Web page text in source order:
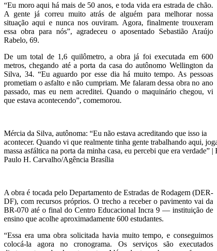
“Eu moro aqui há mais de 50 anos, e toda vida era estrada de chão.
A gente já correu muito atrás de alguém para melhorar nossa
situação aqui e nunca nos ouviram. Agora, finalmente trouxeram
essa obra para nós”, agradeceu o aposentado Sebastião Araújo
Rabelo, 69.
De um total de 1,6 quilômetro, a obra já foi executada em 600
metros, chegando até a porta da casa do autônomo Wellington da
Silva, 34. “Eu aguardo por esse dia há muito tempo. As pessoas
prometiam o asfalto e não cumpriam. Me falaram dessa obra no ano
passado, mas eu nem acreditei. Quando o maquinário chegou, vi
que estava acontecendo”, comemorou.
Mércia da Silva, autônoma: “Eu não estava acreditando que isso ia
acontecer. Quando vi que realmente tinha gente trabalhando aqui,
massa asfáltica na porta da minha casa, eu percebi que era verdade” |
Paulo H. Carvalho/Agência Brasília
A obra é tocada pelo Departamento de Estradas de Rodagem (DER-
DF), com recursos próprios. O trecho a receber o pavimento vai da
BR-070 até o final do Centro Educacional Incra 9 — instituição de
ensino que acolhe aproximadamente 600 estudantes.
“Essa era uma obra solicitada havia muito tempo, e conseguimos
colocá-la agora no cronograma. Os serviços são executados